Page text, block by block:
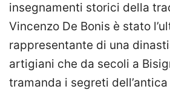
insegnamenti storici della
Vincenzo De Bonis è stato
rappresentante di una
artigiani che da secoli a
tramanda i segreti